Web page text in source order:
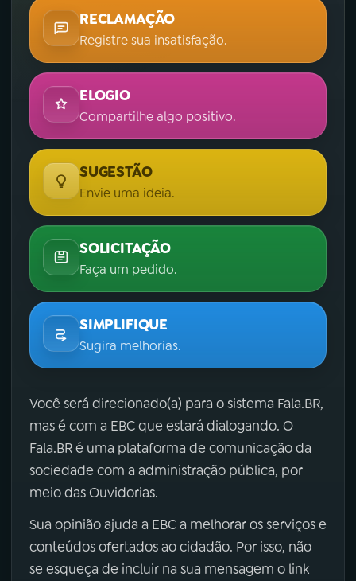
RECLAMAÇÃO
Registre sua insatisfação.
ELOGIO
Compartilhe algo positivo.
SUGESTÃO
Envie uma ideia.
SOLICITAÇÃO
Faça um pedido.
SIMPLIFIQUE
Sugira melhorias.
Você será direcionado(a) para o sistema Fala.BR,
mas é com a EBC que estará dialogando. O
Fala.BR é uma plataforma de comunicação da
sociedade com a administração pública, por
meio das Ouvidorias.
Sua opinião ajuda a EBC a melhorar os serviços e
conteúdos ofertados ao cidadão. Por isso, não
se esqueça de incluir na sua mensagem o link